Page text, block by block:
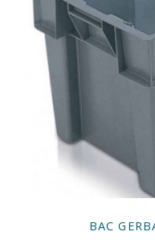
BAC